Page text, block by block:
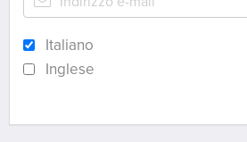
Italiano
Inglese